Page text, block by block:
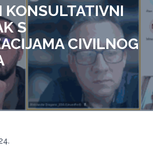
KONSULTATIVNI
S
CIVILNOG